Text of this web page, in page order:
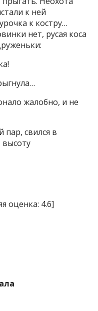
к ней
к костру…
нет, русая коса
жалобно, и не
пар, свился в
высоту
оценка: 4.6]